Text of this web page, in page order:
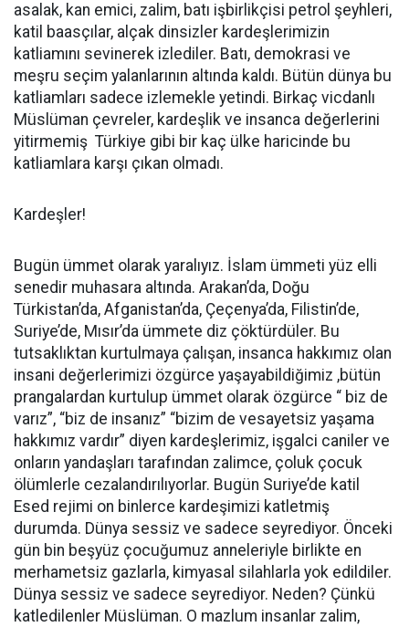
asalak, kan emici, zalim, batı işbirlikçisi petrol şeyhleri,
katil baasçılar, alçak dinsizler kardeşlerimizin
katliamını sevinerek izlediler. Batı, demokrasi ve
meşru seçim yalanlarının altında kaldı. Bütün dünya bu
katliamları sadece izlemekle yetindi. Birkaç vicdanlı
Müslüman çevreler, kardeşlik ve insanca değerlerini
yitirmemiş Türkiye gibi bir kaç ülke haricinde bu
katliamlara karşı çıkan olmadı.
Kardeşler!
Bugün ümmet olarak yaralıyız. İslam ümmeti yüz elli
senedir muhasara altında. Arakan’da, Doğu
Türkistan’da, Afganistan’da, Çeçenya’da, Filistin’de,
Suriye’de, Mısır’da ümmete diz çöktürdüler. Bu
tutsaklıktan kurtulmaya çalışan, insanca hakkımız olan
insani değerlerimizi özgürce yaşayabildiğimiz ,bütün
prangalardan kurtulup ümmet olarak özgürce “ biz de
varız”, “biz de insanız” “bizim de vesayetsiz yaşama
hakkımız vardır” diyen kardeşlerimiz, işgalci caniler ve
onların yandaşları tarafından zalimce, çoluk çocuk
ölümlerle cezalandırılıyorlar. Bugün Suriye’de katil
Esed rejimi on binlerce kardeşimizi katletmiş
durumda. Dünya sessiz ve sadece seyrediyor. Önceki
gün bin beşyüz çocuğumuz anneleriyle birlikte en
merhametsiz gazlarla, kimyasal silahlarla yok edildiler.
Dünya sessiz ve sadece seyrediyor. Neden? Çünkü
katledilenler Müslüman. O mazlum insanlar zalim,